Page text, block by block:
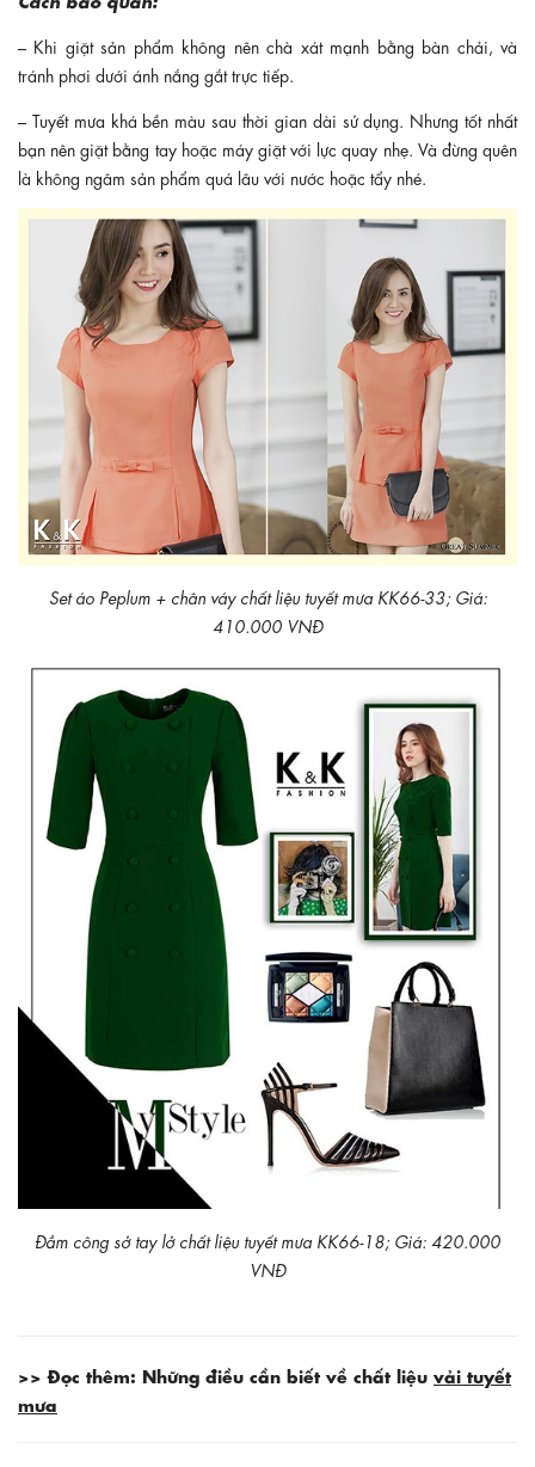
– Khi giặt sản phẩm không nên chà xát mạnh bằng bàn chải, và
tránh phơi dưới ánh nắng gắt trực tiếp.
– Tuyết mưa khá bền màu sau thời gian dài sử dụng. Nhưng tốt nhất
bạn nên giặt bằng tay hoặc máy giặt với lực quay nhẹ. Và đừng quên
là không ngâm sản phẩm quá lâu với nước hoặc tẩy nhé.
Set áo Peplum + chân váy chất liệu tuyết mưa KK66-33; Giá:
410.000 VNĐ
Đầm công sở tay lở chất liệu tuyết mưa KK66-18; Giá: 420.000
VNĐ
>> Đọc thêm: Những điều cần biết về chất liệu vải tuyết
mưa